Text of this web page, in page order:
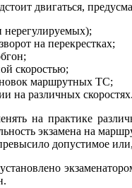
двигаться,
нерегулируемых);
на перекрестках;
скоростью;
маршрутных ТС;
на различных скоростях.
на практике
экзамена на
допустимое